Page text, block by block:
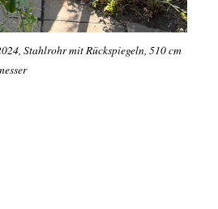
Stahlrohr mit Rückspiegeln, 510 cm